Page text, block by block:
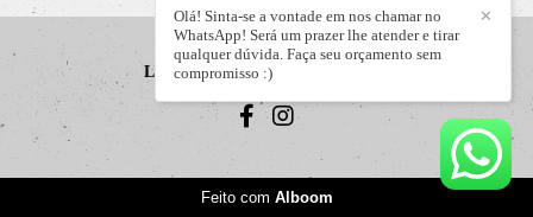
LIZANDRO JÚNIOR
✕
Olá! Sinta-se a vontade em nos chamar no
WhatsApp! Será um prazer lhe atender e tirar
qualquer dúvida. Faça seu orçamento sem
compromisso :)
Feito com Alboom